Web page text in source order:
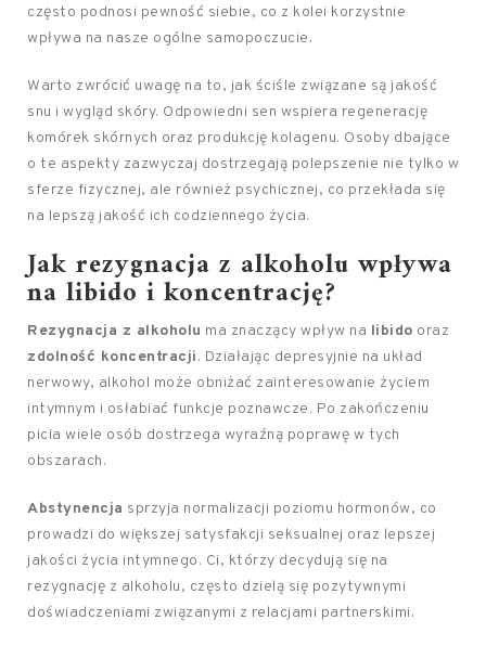
często podnosi pewność siebie, co z kolei korzystnie
wpływa na nasze ogólne samopoczucie.
Warto zwrócić uwagę na to, jak ściśle związane są jakość
snu i wygląd skóry. Odpowiedni sen wspiera regenerację
komórek skórnych oraz produkcję kolagenu. Osoby dbające
o te aspekty zazwyczaj dostrzegają polepszenie nie tylko w
sferze fizycznej, ale również psychicznej, co przekłada się
na lepszą jakość ich codziennego życia.
Jak rezygnacja z alkoholu wpływa
na libido i koncentrację?
Rezygnacja z alkoholu ma znaczący wpływ na libido oraz
zdolność koncentracji. Działając depresyjnie na układ
nerwowy, alkohol może obniżać zainteresowanie życiem
intymnym i osłabiać funkcje poznawcze. Po zakończeniu
picia wiele osób dostrzega wyraźną poprawę w tych
obszarach.
Abstynencja sprzyja normalizacji poziomu hormonów, co
prowadzi do większej satysfakcji seksualnej oraz lepszej
jakości życia intymnego. Ci, którzy decydują się na
rezygnację z alkoholu, często dzielą się pozytywnymi
doświadczeniami związanymi z relacjami partnerskimi.